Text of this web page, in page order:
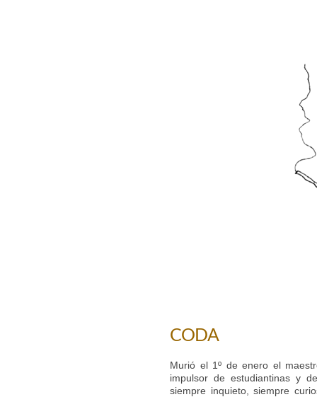
CODA
Murió el 1º de enero el
impulsor de estudiantinas y
siempre inquieto, siempre